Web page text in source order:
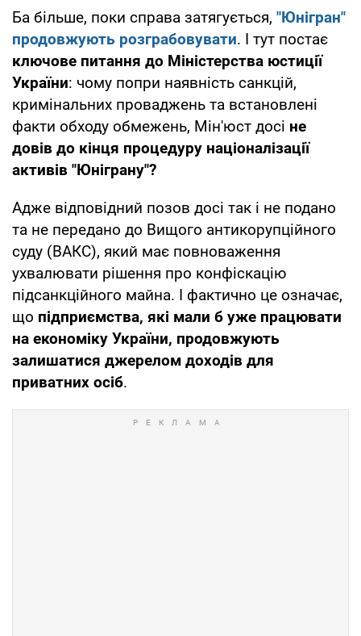
Ба більше, поки справа затягується, "Юнігран"
продовжують розграбовувати. І тут постає
ключове питання до Міністерства юстиції
України: чому попри наявність санкцій,
кримінальних проваджень та встановлені
факти обходу обмежень, Мін'юст досі не
довів до кінця процедуру націоналізації
активів "Юніграну"?
Адже відповідний позов досі так і не подано
та не передано до Вищого антикорупційного
суду (ВАКС), який має повноваження
ухвалювати рішення про конфіскацію
підсанкційного майна. І фактично це означає,
що підприємства, які мали б уже працювати
на економіку України, продовжують
залишатися джерелом доходів для
приватних осіб.